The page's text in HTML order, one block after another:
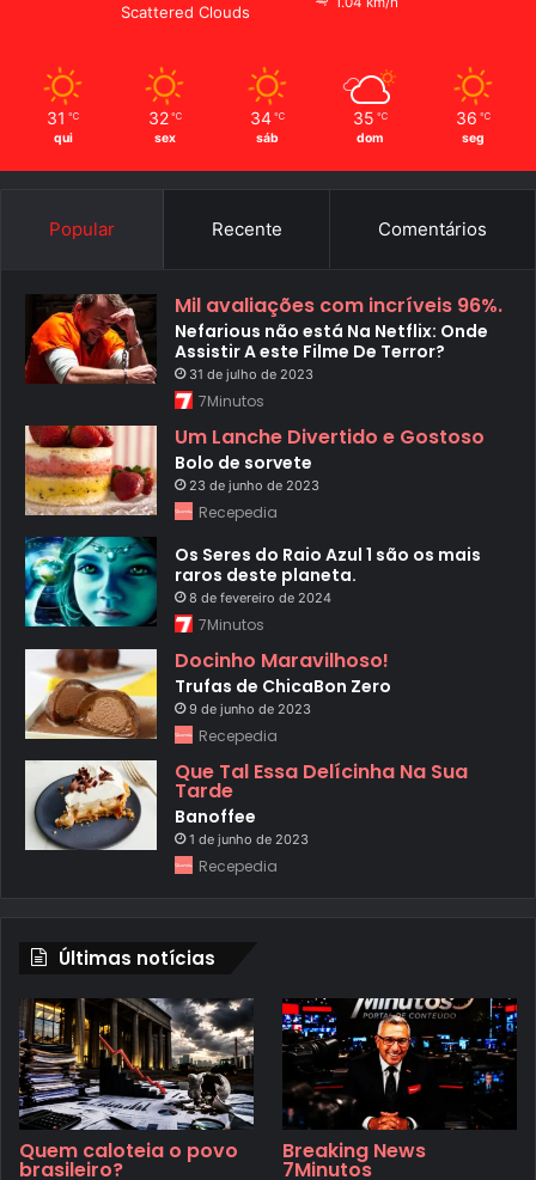
Scattered Clouds
31 ℃
qui
32 ℃
sex
34 ℃
sáb
35 ℃
dom
36 ℃
seg
Popular Recente Comentários
Mil avaliações com incríveis 96%.
Nefarious não está Na Netflix: Onde
Assistir A este Filme De Terror?
31 de julho de 2023
7Minutos
Um Lanche Divertido e Gostoso
Bolo de sorvete
23 de junho de 2023
Recepedia
Os Seres do Raio Azul 1 são os mais
raros deste planeta.
8 de fevereiro de 2024
7Minutos
Docinho Maravilhoso!
Trufas de ChicaBon Zero
9 de junho de 2023
Recepedia
Que Tal Essa Delícinha Na Sua
Tarde
Banoffee
1 de junho de 2023
Recepedia
Últimas notícias
Quem caloteia o povo
brasileiro?
Breaking News
7Minutos